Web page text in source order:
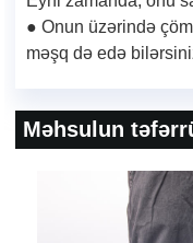
● Onun üzərində
məşq də edə
Məhsulun